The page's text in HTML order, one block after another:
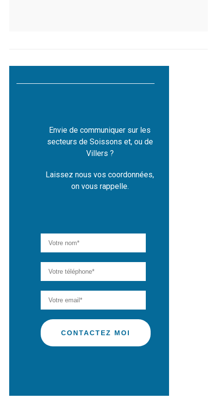
Envie de communiquer sur les
secteurs de Soissons et, ou de
Villers ?
Laissez nous vos coordonnées,
on vous rappelle.